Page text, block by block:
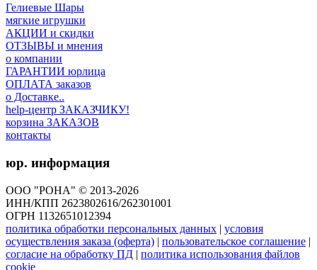
Гелиевые Шары
мягкие игрушки
АКЦИИ и скидки
ОТЗЫВЫ и мнения
о компании
ГАРАНТИИ юрлица
ОПЛАТА заказов
о Доставке..
help-центр ЗАКАЗЧИКУ!
корзина ЗАКАЗОВ
контакты
юр. информация
ООО "РОНА" © 2013-2026
ИНН/КПП 2623802616/262301001
ОГРН 1132651012394
политика обработки персональных данных | условия
осуществления заказа (оферта) | пользовательское соглашение |
согласие на обработку ПД | политика использования файлов
cookie